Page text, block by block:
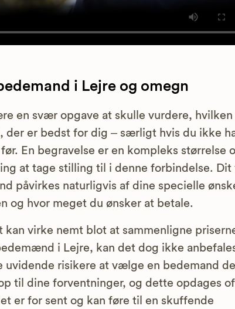
i Lejre og omegn
en svær opgave at skulle vurdere, hvilken
der er bedst for dig – særligt hvis du ikke
En begravelse er en kompleks størrelse
at tage stilling til i denne forbindelse. Dit
påvirkes naturligvis af dine specielle
og hvor meget du ønsker at betale.
kan virke nemt blot at sammenligne
i Lejre, kan det dog ikke
uvidende risikere at vælge en bedemand
til dine forventninger, og dette opdages
er for sent og kan føre til en skuffende